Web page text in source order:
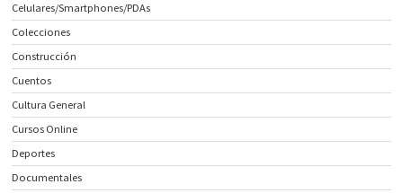
Celulares/Smartphones/PDAs
Colecciones
Construcción
Cuentos
Cultura General
Cursos Online
Deportes
Documentales